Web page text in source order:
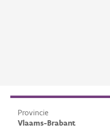
Provincie
Vlaams-Brabant